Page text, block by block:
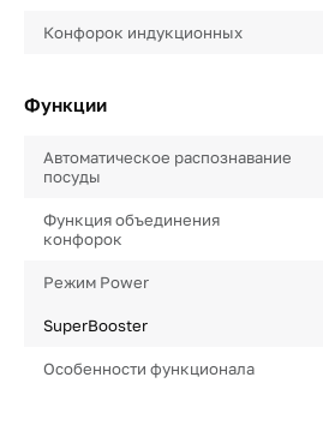
Конфорок индукционных
Функции
Автоматическое распознавание
посуды
Функция объединения
конфорок
Режим Power
SuperBooster
Особенности функционала